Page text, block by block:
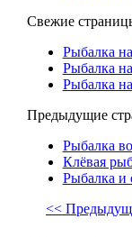
Свежие
Рыбалка
Рыбалка
Рыбалка
Предыдущие
Рыбалка
Клёвая
Рыбалка и
<<